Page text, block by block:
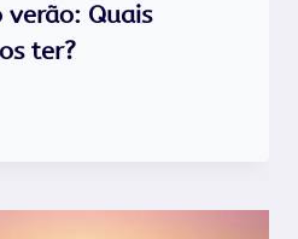
verão: Quais
ter?